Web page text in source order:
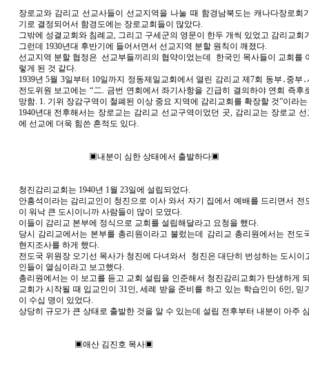
장로교와 감리교 선교사들이 선교지역을 나눌 때 함경남북도는 캐나다장로회
기로 결정되어서 함경도에는 장로교회들이 많았다.
그밖에 성결교회와 침례교, 그리고 구세군의 영문이 한두 개씩 있었고 감리교회
그런데 1930년대 후반기에 들어서면서 선교지역 분할 원칙이 깨졌다.
선교지역 분할 협정은 선교부들끼리의 협약이었는데 한국인 목사들이 교회를
렇게 된 것 같다.
1939년 5월 3일부터 10일까지 정동제일교회에서 열린 감리교 제7회 동부․중부
전도위원 보고에는 “二. 금번 연회에서 좌기사항을 긴급히 결의하야 연회 즉후
망함. 1. 기위 장감구역이 철폐된 이상 중요 지역에 감리교회를 확장할 것”이라
1940년대 전후해서는 장로교는 감리교 선교구역이었던 곳, 감리교는 장로교
에 선교에 더욱 힘쓴 흔적도 있다.
▣내분이 심한 상태에서 출발하다▣
청진감리교회는 1940년 1월 23일에 설립되었다.
안흥석이라는 감리교인이 청진으로 이사 와서 자기 집에서 예배를 드리면서 전
이 워낙 큰 도시이니까 사람들이 많이 모였다.
이들이 감리교 본부에 정식으로 교회를 설립해달라고 요청을 했다.
당시 감리교에서는 본부를 총리원이라고 불렀는데 감리교 총리원에서는 전도
현지조사를 하게 했다.
전도국 위원장 오기선 목사가 청진에 다녀와서 청진은 대단히 번성하는 도시이
인들이 열심이라고 보고했다.
총리원에서는 이 보고를 듣고 교회 설립을 인준해서 청진감리교회가 탄생하게
교회가 시작될 때 입교인이 31인, 세례 받을 준비를 하고 있는 학습인이 6인, 믿
이 수십 명이 있었다.
상당히 규모가 큰 상태로 출발한 것을 알 수 있는데 설립 전후부터 내분이 아주
▣애산 김진호 목사▣